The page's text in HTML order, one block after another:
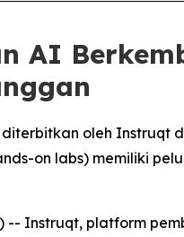
AI
oleh
on labs) memiliki
-- Instruqt, platform